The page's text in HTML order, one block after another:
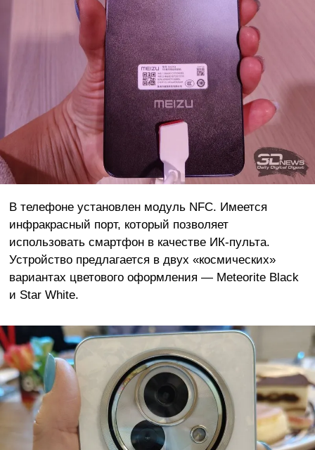
В телефоне установлен модуль NFC. Имеется
инфракрасный порт, который позволяет
использовать смартфон в качестве ИК-пульта.
Устройство предлагается в двух «космических»
вариантах цветового оформления — Meteorite Black
и Star White.